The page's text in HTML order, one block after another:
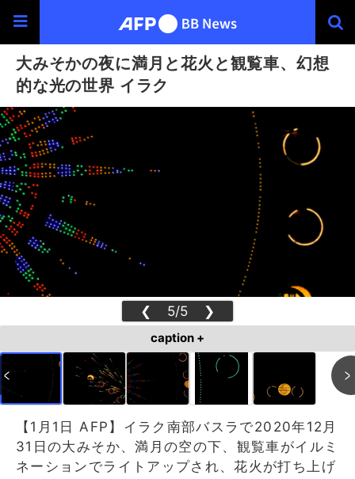
大みそかの夜に満月と花火と観覧車、幻想
的な光の世界 イラク
❮ 5/5 ❯
caption +
【1月1日 AFP】イラク南部バスラで2020年12月
31日の大みそか、満月の空の下、観覧車がイルミ
ネーションでライトアップされ、花火が打ち上げ